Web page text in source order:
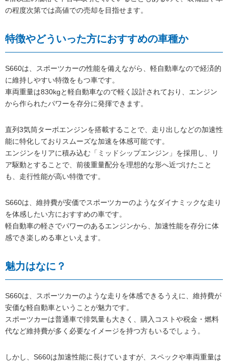
の程度次第では高値での売却を目指せます。
特徴やどういった方におすすめの車種か
S660は、スポーツカーの性能を備えながら、軽自動車なので経済的
に維持しやすい特徴をもつ車です。
車両重量は830kgと軽自動車なので軽く設計されており、エンジン
から作られたパワーを存分に発揮できます。
直列3気筒ターボエンジンを搭載することで、走り出しなどの加速性
能に特化しておりスムーズな加速を体感可能です。
エンジンをリアに積み込む「ミッドシップエンジン」を採用し、リ
ア駆動とすることで、前後重量配分を理想的な形へ近づけたこと
も、走行性能が高い特徴です。
S660は、維持費が安価でスポーツカーのようなダイナミックな走り
を体感したい方におすすめの車です。
軽自動車の軽さでパワーのあるエンジンから、加速性能を存分に体
感でき楽しめる車といえます。
魅力はなに？
S660は、スポーツカーのような走りを体感できるうえに、維持費が
安価な軽自動車ということが魅力です。
スポーツカーは普通車で排気量も大きく、購入コストや税金・燃料
代など維持費が多く必要なイメージを持つ方もいるでしょう。
しかし、S660は加速性能に長けていますが、スペックや車両重量は